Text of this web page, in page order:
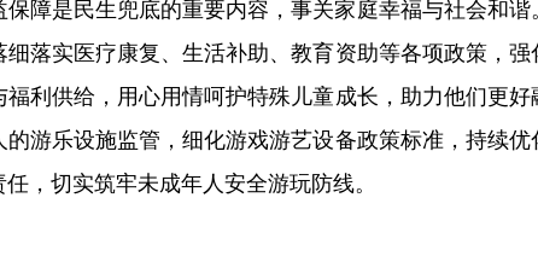
障是民生兜底的重要内容，事关家庭幸福与社会和谐
落实医疗康复、生活补助、教育资助等各项政策，强
利供给，用心用情呵护特殊儿童成长，助力他们更好
游乐设施监管，细化游戏游艺设备政策标准，持续优
，切实筑牢未成年人安全游玩防线。